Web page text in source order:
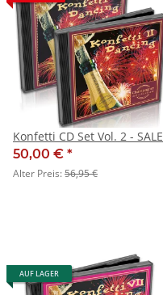
Konfetti CD Set Vol. 2 - SALE
50,00 € *
Alter Preis:56,95 €
AUF LAGER